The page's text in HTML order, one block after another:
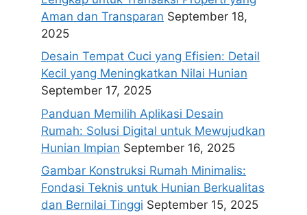
Aman dan Transparan September 18,
2025
Desain Tempat Cuci yang Efisien: Detail
Kecil yang Meningkatkan Nilai Hunian
September 17, 2025
Panduan Memilih Aplikasi Desain
Rumah: Solusi Digital untuk Mewujudkan
Hunian Impian September 16, 2025
Gambar Konstruksi Rumah Minimalis:
Fondasi Teknis untuk Hunian Berkualitas
dan Bernilai Tinggi September 15, 2025